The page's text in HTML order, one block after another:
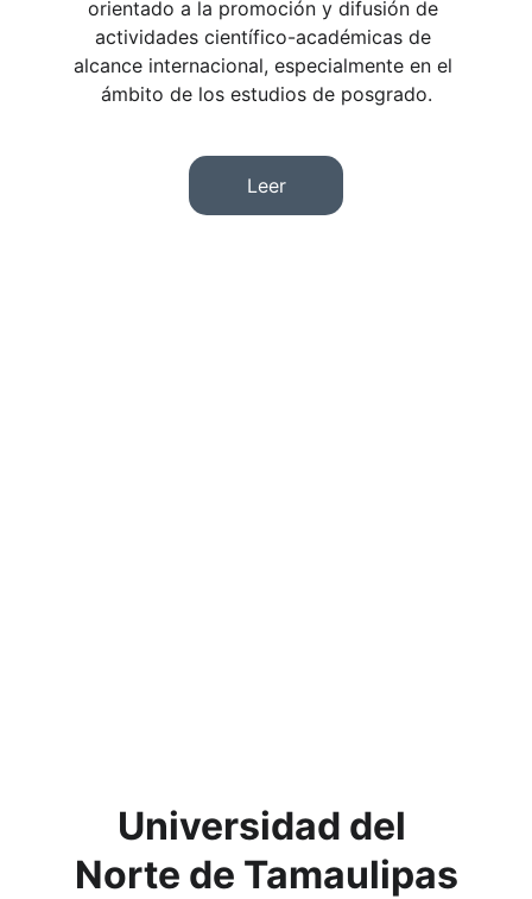
orientado a la promoción y difusión de
actividades científico-académicas de
alcance internacional, especialmente en el
ámbito de los estudios de posgrado.
Leer
Universidad del
Norte de Tamaulipas